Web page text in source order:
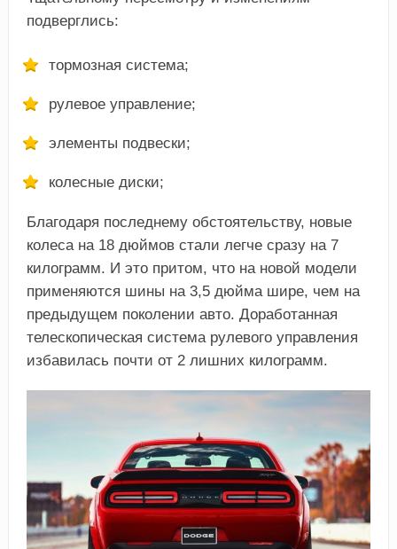
подверглись:
тормозная система;
рулевое управление;
элементы подвески;
колесные диски;
Благодаря последнему обстоятельству, новые
колеса на 18 дюймов стали легче сразу на 7
килограмм. И это притом, что на новой модели
применяются шины на 3,5 дюйма шире, чем на
предыдущем поколении авто. Доработанная
телескопическая система рулевого управления
избавилась почти от 2 лишних килограмм.